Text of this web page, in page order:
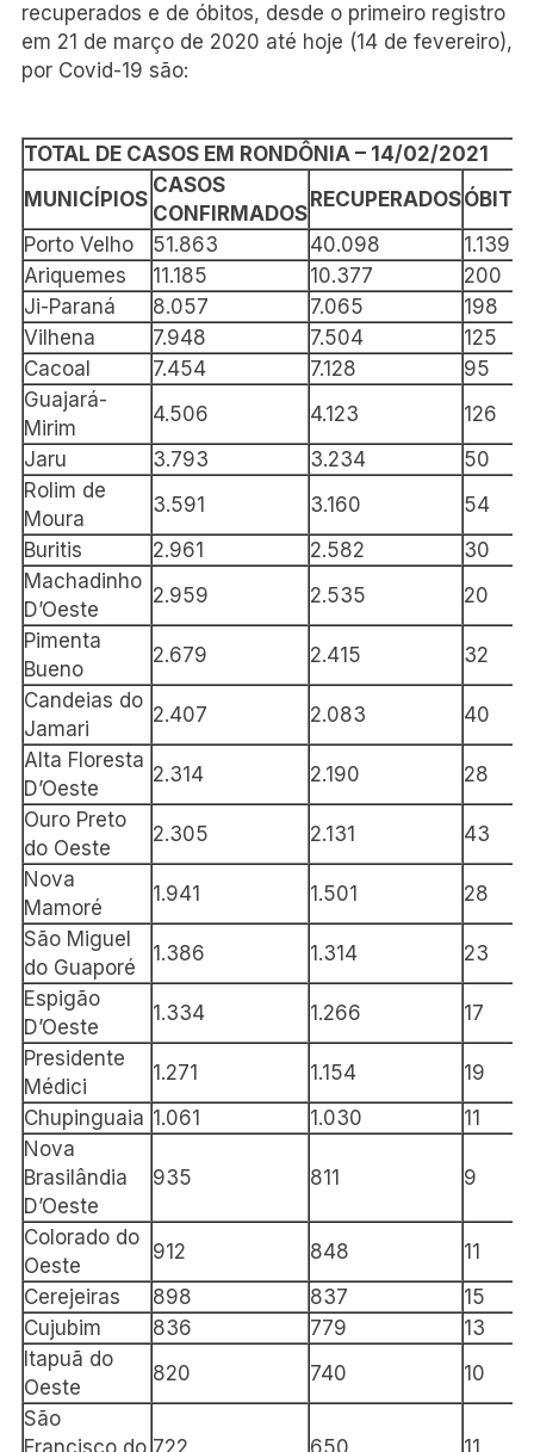
recuperados e de óbitos, desde o primeiro registro
em 21 de março de 2020 até hoje (14 de fevereiro),
por Covid-19 são:
TOTAL DE CASOS EM RONDÔNIA – 14/02/2021
MUNICÍPIOS
CASOS
CONFIRMADOS
RECUPERADOS
Porto Velho
51.863 40.098
1.139
Ariquemes
11.185 10.377
200
Ji-Paraná
8.057 7.065
198
Vilhena
7.948 7.504
125
Cacoal
7.454 7.128
95
Guajará-
Mirim
4.506 4.123
126
Jaru
3.793 3.234
50
Rolim de
Moura
3.591 3.160
54
Buritis
2.961 2.582
30
Machadinho
D’Oeste
2.959 2.535
20
Pimenta
Bueno
2.679 2.415
32
Candeias do
Jamari
2.407 2.083
40
Alta Floresta
D’Oeste
2.314 2.190
28
Ouro Preto
do Oeste
2.305 2.131
43
Nova
Mamoré
1.941 1.501
28
São Miguel
do Guaporé
1.386 1.314
23
Espigão
D’Oeste
1.334 1.266
17
Presidente
Médici
1.271 1.154
19
Chupinguaia 1.061 1.030
11
Nova
Brasilândia
D’Oeste
935 811 9
Colorado do
Oeste
912 848
11
Cerejeiras
898 837
15
Cujubim
836 779
13
Itapuã do
Oeste
820 740
10
São